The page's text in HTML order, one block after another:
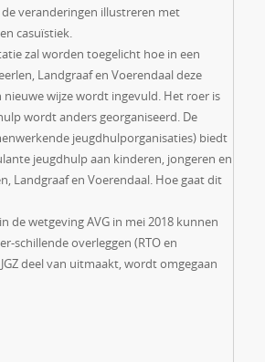
de veranderingen illustreren met
casuïstiek.
zal worden toegelicht hoe in een
Landgraaf en Voerendaal deze
wijze wordt ingevuld. Het roer is
wordt anders georganiseerd. De
jeugdhulporganisaties) biedt
jeugdhulp aan kinderen, jongeren en
Landgraaf en Voerendaal. Hoe gaat dit
de wetgeving AVG in mei 2018 kunnen
schillende overleggen (RTO en
deel van uitmaakt, wordt omgegaan